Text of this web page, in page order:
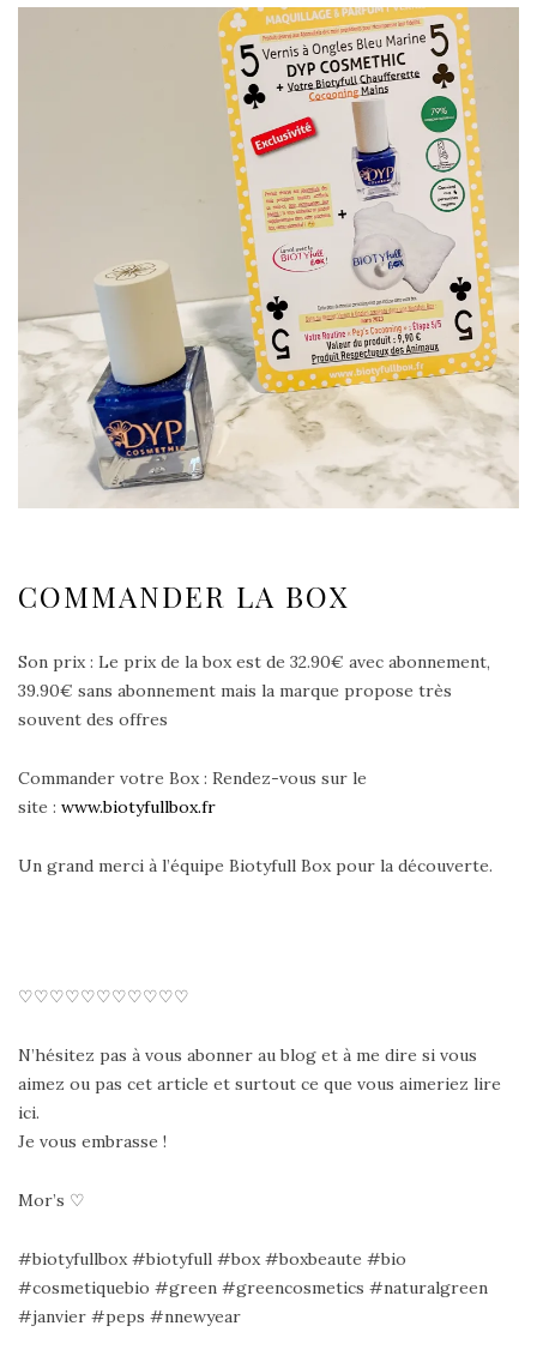
COMMANDER LA BOX
Son prix : Le prix de la box est de 32.90€ avec abonnement,
39.90€ sans abonnement mais la marque propose très
souvent des offres
Commander votre Box : Rendez-vous sur le
site : www.biotyfullbox.fr
Un grand merci à l’équipe Biotyfull Box pour la découverte.
♡♡♡♡♡♡♡♡♡♡♡
N’hésitez pas à vous abonner au blog et à me dire si vous
aimez ou pas cet article et surtout ce que vous aimeriez lire
ici.
Je vous embrasse !
Mor’s ♡
#biotyfullbox #biotyfull #box #boxbeaute #bio
#cosmetiquebio #green #greencosmetics #naturalgreen
#janvier #peps #nnewyear